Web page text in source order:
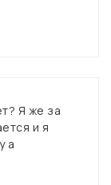
Я же за
и я
а